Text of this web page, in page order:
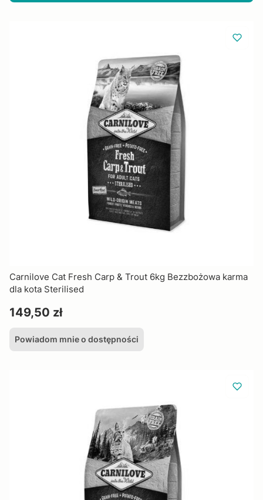
Carnilove Cat Fresh Carp & Trout 6kg Bezzbożowa karma
dla kota Sterilised
Cena
149,50 zł
Powiadom mnie o dostępności